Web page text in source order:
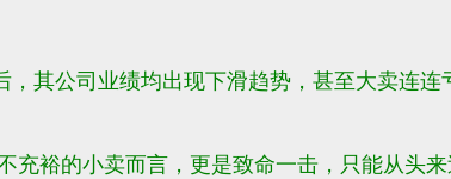
其公司业绩均出现下滑趋势，甚至大卖连连
裕的小卖而言，更是致命一击，只能从头来